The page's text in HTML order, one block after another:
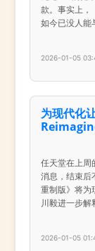
款。事实上，
如今已没人能
2026-01-05
为现代化
任天堂在上周
消息，结束后
重制版》将为
川毅进一步解
2026-01-05